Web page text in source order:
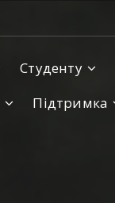
Студенту
Підтримка